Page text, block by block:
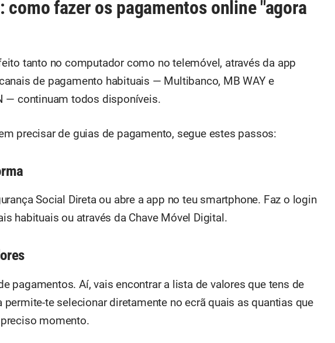
como fazer os pagamentos online "agora
tanto no computador como no telemóvel, através da app
de pagamento habituais — Multibanco, MB WAY e
— continuam todos disponíveis.
precisar de guias de pagamento, segue estes passos:
Social Direta ou abre a app no teu smartphone. Faz o login
habituais ou através da Chave Móvel Digital.
pagamentos. Aí, vais encontrar a lista de valores que tens de
permite-te selecionar diretamente no ecrã quais as quantias que
momento.